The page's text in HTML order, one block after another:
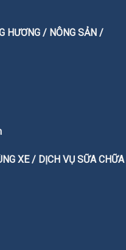
HƯƠNG / NÔNG SẢN /
XE / DỊCH VỤ SỮA CHỮA